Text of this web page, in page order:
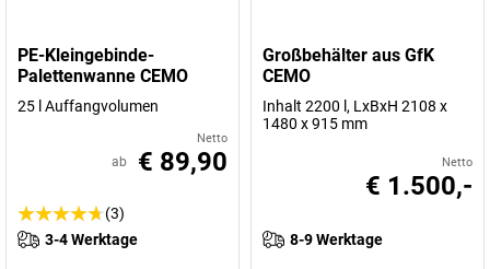
PE-Kleingebinde-
Palettenwanne CEMO
25 l Auffangvolumen
Netto
ab € 89,90
(3)
3-4 Werktage
Großbehälter aus GfK
CEMO
Inhalt 2200 l, LxBxH 2108 x
1480 x 915 mm
Netto
€ 1.500,-
8-9 Werktage